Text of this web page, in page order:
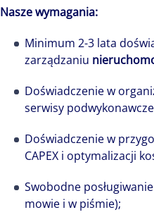
Nasze wymagania:
Minimum 2-3 lata
zarządzaniu
Doświadczenie w
serwisy
Doświadczenie w
CAPEX i optymalizacji
Swobodne
mowie i w piśmie);
Ile ludzi tyle historii, a
stanowią największe
Colliers to niemal pół
pasji i zaangażowania.